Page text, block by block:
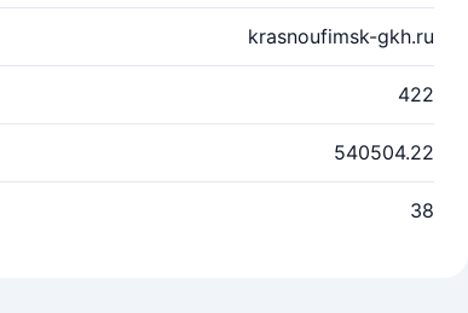
krasnoufimsk-gkh.ru
422
540504.22
38